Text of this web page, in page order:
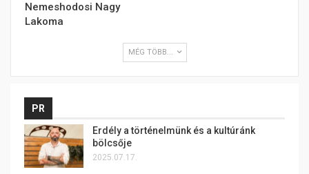
Nemeshodosi Nagy
Lakoma
MÉG TÖBB...
PR
Erdély a történelmünk és a kultúránk
bölcsője
2025.07.17.